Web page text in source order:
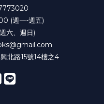
(週一-週五)
六、週日)
北路15號14樓之4